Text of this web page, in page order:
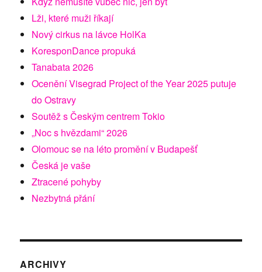
Lži, které muži říkají
Nový cirkus na lávce HolKa
KoresponDance propuká
Tanabata 2026
Ocenění Visegrad Project of the Year 2025 putuje
do Ostravy
Soutěž s Českým centrem Tokio
„Noc s hvězdami“ 2026
Olomouc se na léto promění v Budapešť
Česká je vaše
Ztracené pohyby
Nezbytná přání
ARCHIVY